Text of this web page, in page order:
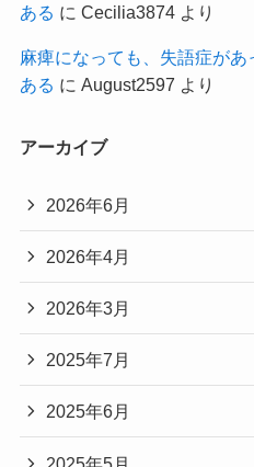
ある に Cecilia3874より
麻痺になっても、失語症が
ある に August2597 より
アーカイブ
2026年6月
2026年4月
2026年3月
2025年7月
2025年6月